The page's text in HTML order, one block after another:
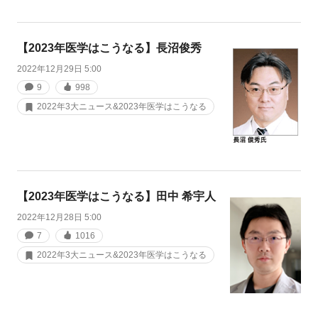
【2023年医学はこうなる】長沼俊秀
2022年12月29日 5:00
9
998
2022年3大ニュース&2023年医学はこうなる
【2023年医学はこうなる】田中 希宇人
2022年12月28日 5:00
7
1016
2022年3大ニュース&2023年医学はこうなる